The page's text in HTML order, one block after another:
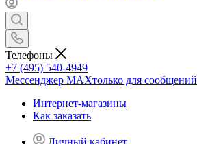
Телефоны
+7 (495) 540-4949
Мессенджер МАХтолько для сообщений
Интернет-магазины
Как заказать
Личный кабинет